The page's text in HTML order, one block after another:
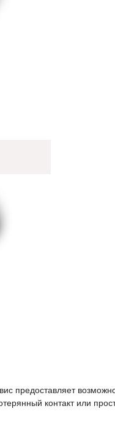
предоставляет
контакт или